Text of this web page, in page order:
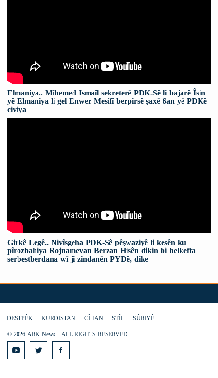
Elmaniya.. Mihemed Ismaîl sekreterê PDK-Sê li bajarê Îsin
yê Elmaniya li gel Enwer Mesîfî berpirsê şaxê 6an yê PDKê
civiya
Girkê Legê.. Nivîsgeha PDK-Sê pêşwaziyê li kesên ku
pîrozbahiya Rojnamevan Berzan Hisên dikin bi helkefta
serbestberdana wî ji zindanên PYDê, dike
DESTPÊK KURDISTAN CÎHAN STÎL
SÛRIYÊ
© 2026 ARK News - ALL RIGHTS RESERVED